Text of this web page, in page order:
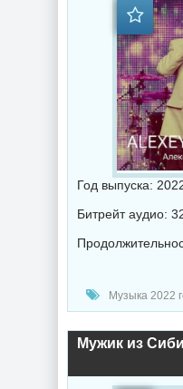
Год выпуска:
Битрейт аудио:
Музыка 2022 года /